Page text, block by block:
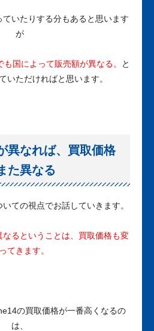
いたりする分もあると思います
が
国によって販売額が異なる。
と
いただければと思います。
異なれば、買取価格
た異なる
ての視点でお話していきます。
なるということは、買取価格も変
てきます。
の買取価格が一番高くなるの
は、